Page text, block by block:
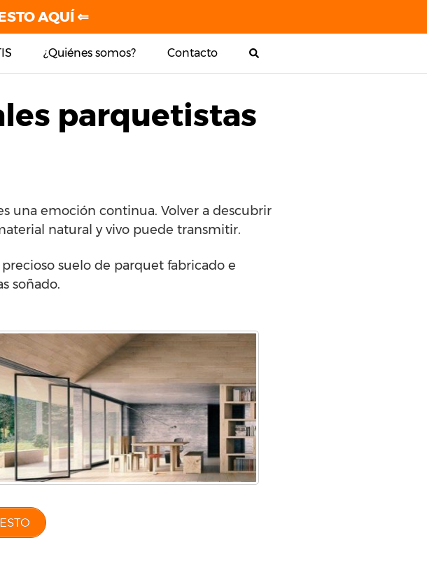
¿Quiénes somos? Contacto
parquetistas
una emoción continua. Volver a descubrir
natural y vivo puede transmitir.
suelo de parquet fabricado e
soñado.
AQUÍ ⇐